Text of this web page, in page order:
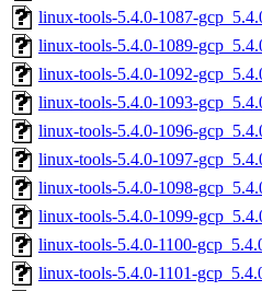
linux-tools-5.4.0-1087-
linux-tools-5.4.0-1089-
linux-tools-5.4.0-1092-
linux-tools-5.4.0-1093-
linux-tools-5.4.0-1096-
linux-tools-5.4.0-1097-
linux-tools-5.4.0-1098-
linux-tools-5.4.0-1099-
linux-tools-5.4.0-1100-
linux-tools-5.4.0-1101-